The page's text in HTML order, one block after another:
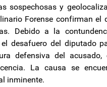
sospechosas y
Forense confirman
Debido a la
desafuero del diputado
defensiva del
La causa se
inminente.